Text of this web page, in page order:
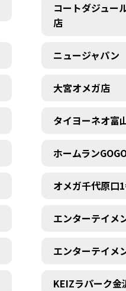
コートダジュー
店
ニュージャパン
大宮オメガ店
タイヨーネオ富
ホームラン
オメガ千代原口
エンターテイメ
エンターテイメ
KEIZラパーク金